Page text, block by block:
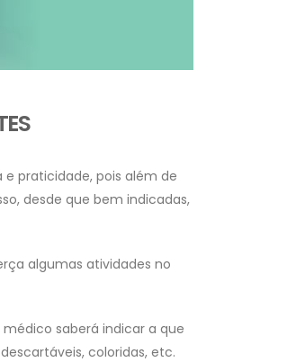
praticidade, pois além de
desde que bem indicadas,
algumas atividades no
saberá indicar a que
coloridas, etc.